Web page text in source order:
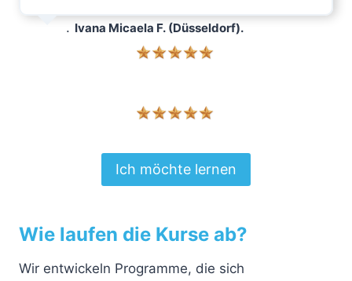
. Ivana Micaela F. (Düsseldorf).
Ich möchte lernen
Wie laufen die Kurse ab?
Wir entwickeln Programme, die sich